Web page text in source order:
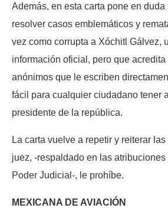
Además, en esta carta pone en duda
resolver casos emblemáticos y
vez como corrupta a Xóchitl Gálvez,
información oficial, pero que
anónimos que le escriben
fácil para cualquier ciudadano tener
presidente de la república.
La carta vuelve a repetir y reiterar
juez, -respaldado en las atribuciones
Poder Judicial-, le prohíbe.
MEXICANA DE AVIACIÓN